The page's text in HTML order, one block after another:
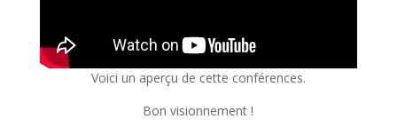
Voici un aperçu de cette conférences.
Bon visionnement !